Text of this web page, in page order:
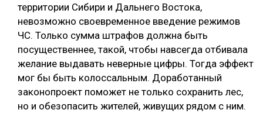
территории Сибири и Дальнего Востока,
невозможно своевременное введение режимов
ЧС. Только сумма штрафов должна быть
посущественнее, такой, чтобы навсегда отбивала
желание выдавать неверные цифры. Тогда эффект
мог бы быть колоссальным. Доработанный
законопроект поможет не только сохранить лес,
но и обезопасить жителей, живущих рядом с ним.